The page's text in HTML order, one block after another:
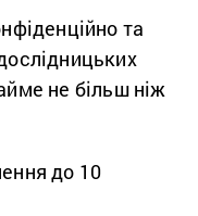
та
не більш ніж
до 10